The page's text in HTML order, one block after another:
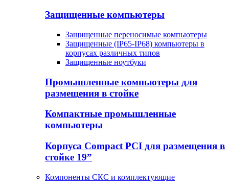
Защищенные компьютеры
Защищенные переносимые компьютеры
Защищенные (IP65-IP68) компьютеры в
корпусах различных типов
Защищенные ноутбуки
Промышленные компьютеры для
размещения в стойке
Компактные промышленные
компьютеры
Корпуса Compact PCI для размещения в
стойке 19”
Компоненты СКС и комплектующие